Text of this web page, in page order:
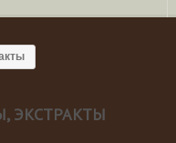
ЭКСТРАКТЫ